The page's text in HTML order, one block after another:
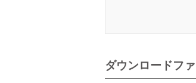
ダウンロードフ